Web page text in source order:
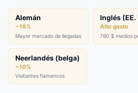
Alemán
~16%
Mayor mercado de llegadas
Inglés (EE.
Alto gasto
760 $ medios
Neerlandés (belga)
~10%
Visitantes flamencos